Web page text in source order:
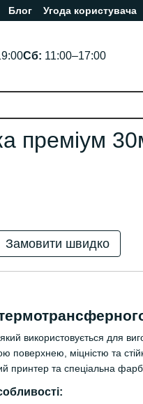
Блог
Угода користувача
Сб: 11:00–17:00
преміум
Замовити швидко
використовується для
поверхнею, міцністю та
принтер та спеціальна